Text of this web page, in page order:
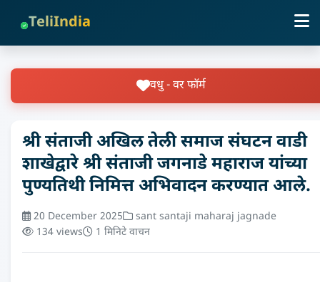
TeliIndia
वधु - वर फॉर्म
श्री संताजी अखिल तेली समाज संघटन वाडी
शाखेद्वारे श्री संताजी जगनाडे महाराज यांच्या
पुण्यतिथी निमित्त अभिवादन करण्यात आले.
20 December 2025
sant santaji maharaj jagnade
134 views
1 मिनिटे वाचन